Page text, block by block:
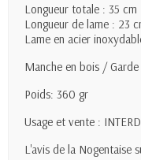
Longueur totale : 35 cm
Longueur de lame : 23
Lame en acier
Manche en bois /
Poids: 360 gr
Usage et vente :
L'avis de la Nogentaise